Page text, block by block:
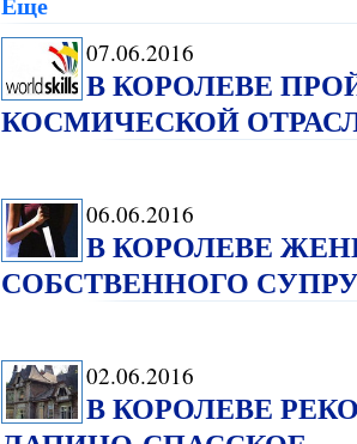
07.06.2016
В КОРОЛЕВЕ
КОСМИЧЕСКОЙ
06.06.2016
В КОРОЛЕВЕ
СОБСТВЕННОГО
02.06.2016
В КОРОЛЕВЕ